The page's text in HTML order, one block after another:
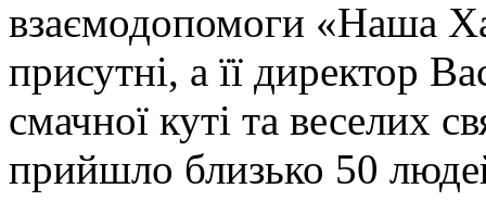
взаємодопомоги «Наша
присутні, а її директор
смачної куті та веселих
прийшло близько 50